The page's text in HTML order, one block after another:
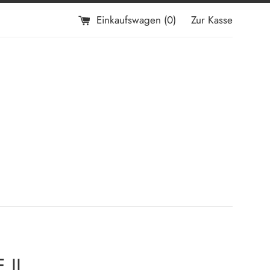
Einkaufswagen (0) Zur Kasse